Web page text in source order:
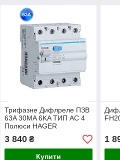
Трифазне Дифлреле ПЗВ
63A 30MA 6KA ТИП AC 4
Полюси HAGER
3 840₴
Купити
1